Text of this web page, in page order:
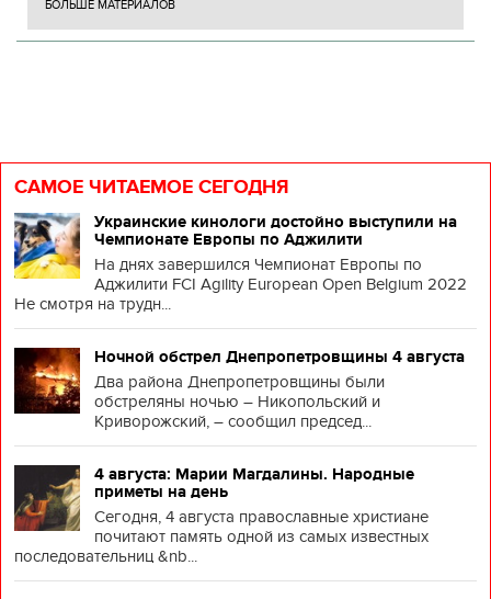
БОЛЬШЕ МАТЕРИАЛОВ
САМОЕ ЧИТАЕМОЕ СЕГОДНЯ
Украинские кинологи достойно выступили на
Чемпионате Европы по Аджилити
На днях завершился Чемпионат Европы по
Аджилити FCI Agility European Open Belgium 2022
Не смотря на трудн...
Ночной обстрел Днепропетровщины 4 августа
Два района Днепропетровщины были
обстреляны ночью – Никопольский и
Криворожский, – сообщил председ...
4 августа: Марии Магдалины. Народные
приметы на день
Сегодня, 4 августа православные христиане
почитают память одной из самых известных
последовательниц &nb...